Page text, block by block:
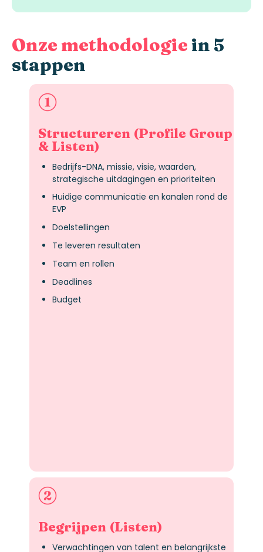
Onze methodologiein 5
stappen
Structureren (Profile Group
& Listen)
Bedrijfs-DNA, missie, visie, waarden,
strategische uitdagingen en prioriteiten
Huidige communicatie en kanalen rond de
EVP
Doelstellingen
Te leveren resultaten
Team en rollen
Deadlines
Budget
Begrijpen (Listen)
Verwachtingen van talent en belangrijkste